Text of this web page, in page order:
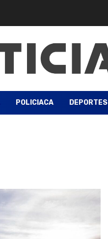
POLICIACA DEPORTES